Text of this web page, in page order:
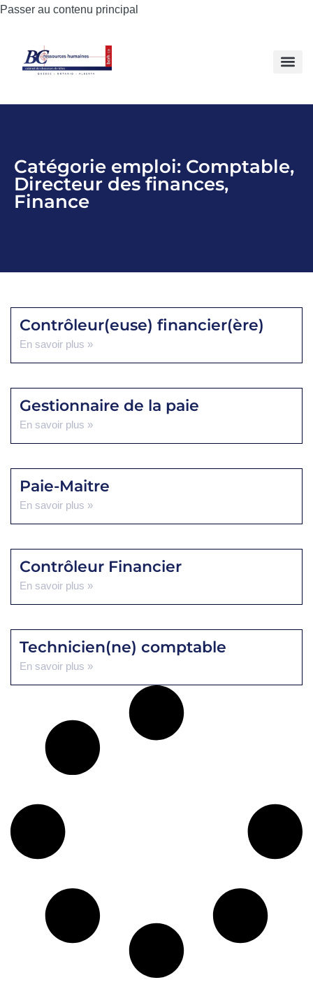
Passer au contenu principal
Catégorie emploi: Comptable,
Directeur des finances,
Finance
Contrôleur(euse) financier(ère)
En savoir plus »
Gestionnaire de la paie
En savoir plus »
Paie-Maitre
En savoir plus »
Contrôleur Financier
En savoir plus »
Technicien(ne) comptable
En savoir plus »